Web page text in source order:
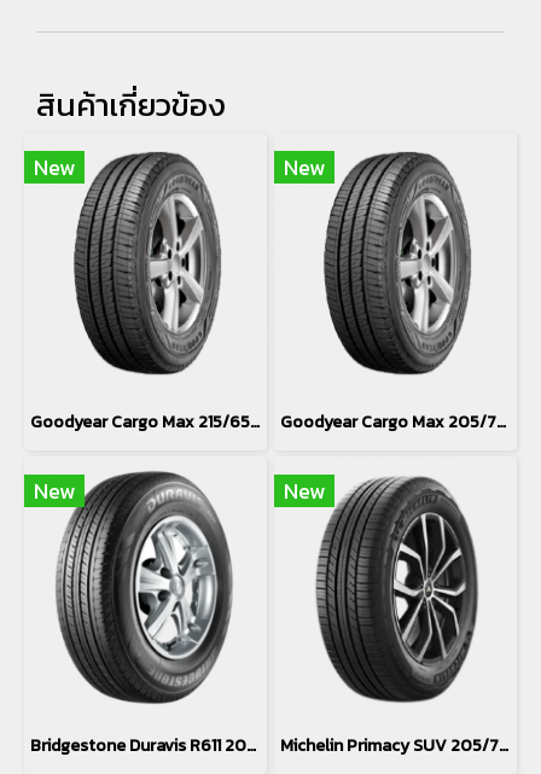
สินค้าเกี่ยวข้อง
New
Goodyear Cargo Max 215/65R16
New
Goodyear Cargo Max 205/70R15
New
Bridgestone Duravis R611 205/70R15
New
Michelin Primacy SUV 205/70R15